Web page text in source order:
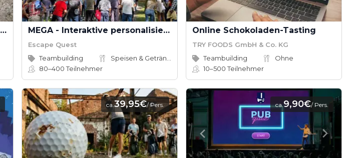
Crossgolf: Euer unkonventionelles Teamevent MEGA - Interaktive personalisierte Outdoor Show mit Schauspielern
Escape Quest
Teambuilding
80–400Teilnehmer
Online Schokoladen-Tasting
TRY FOODS GmbH & Co. KG
Teambuilding
Ohne
10–500Teilnehmer
ca.39,95€/ Pers. ca.9,90€/ Pers.